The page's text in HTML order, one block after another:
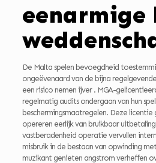
eenarmige
De Malta spelen bevoegdheid
ongeëvenaard van de bijna
een risico nemen ijver . MGA-
regelmatig audits ondergaan van hun
beschermingsmaatregelen. Deze
opereren eerlijk van bruikbaar uitbetaling
vastberadenheid operatie vervullen
misbruik in de bestaan van opwinding
muzikant genieten angstrom verheffen